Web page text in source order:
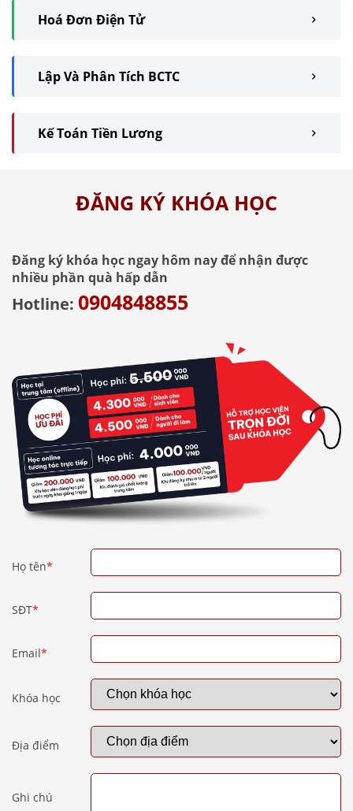
Hoá Đơn Điện Tử
Lập Và Phân Tích BCTC
Kế Toán Tiền Lương
ĐĂNG KÝ KHÓA HỌC
Đăng ký khóa học ngay hôm nay để nhận được
nhiều phần quà hấp dẫn
Hotline: 0904848855
Họ tên*
SĐT*
Email*
Khóa học
Địa điểm
Ghi chú